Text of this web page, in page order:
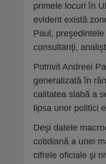
primele locuri în
evident există
Paul,
consultanţi,
Potrivit Andreei
generalizată în
calitatea slabă a
lipsa unor politici
Deşi datele
cotidiană a unei
cifrele oficiale şi